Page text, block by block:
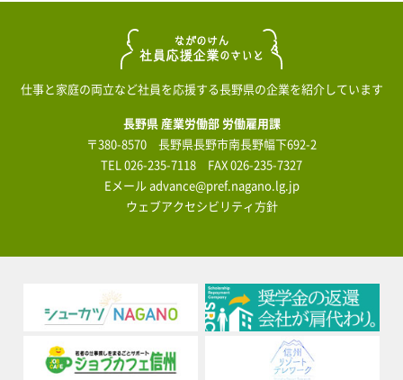
仕事と家庭の両立など社員を応援する長野県の企業を紹介しています
長野県 産業労働部 労働雇用課
〒380-8570 長野県長野市南長野幅下692-2
TEL 026-235-7118 FAX 026-235-7327
Eメールadvance@pref.nagano.lg.jp
ウェブアクセシビリティ方針